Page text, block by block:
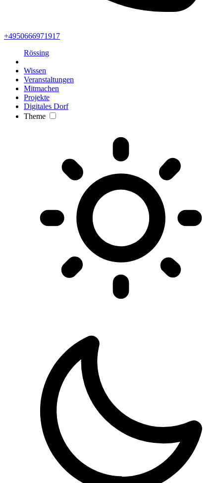
+4950666971917
Rössing
Wissen
Veranstaltungen
Mitmachen
Projekte
Digitales Dorf
Theme